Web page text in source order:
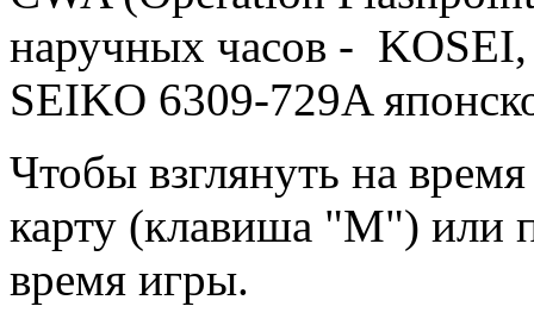
наручных часов - KOSEI,
SEIKO 6309-729A
Чтобы взглянуть на
карту (клавиша "M") или
время игры.